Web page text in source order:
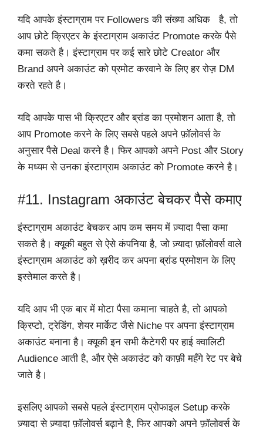
यदि आपके इंस्टाग्राम पर Followers की संख्या अधिक है, तो
आप छोटे क्रिएटर के इंस्टाग्राम अकाउंट Promote करके पैसे
कमा सकते है। इंस्टाग्राम पर कई सारे छोटे Creator और
Brand अपने अकाउंट को प्रमोट करवाने के लिए हर रोज़ DM
करते रहते है।
यदि आपके पास भी क्रिएटर और ब्रांड का प्रमोशन आता है, तो
आप Promote करने के लिए सबसे पहले अपने फ़ॉलोवर्स के
अनुसार पैसे Deal करने है। फिर आपको अपने Post और Story
के मध्यम से उनका इंस्टाग्राम अकाउंट को Promote करने है।
#11. Instagram अकाउंट बेचकर पैसे कमाए
इंस्टाग्राम अकाउंट बेचकर आप कम समय में ज़्यादा पैसा कमा
सकते है। क्यूकी बहुत से ऐसे कंपनिया है, जो ज़्यादा फ़ॉलोवर्स वाले
इंस्टाग्राम अकाउंट को ख़रीद कर अपना ब्रांड प्रमोशन के लिए
इस्तेमाल करते है।
यदि आप भी एक बार में मोटा पैसा कमाना चाहते है, तो आपको
क्रिप्टो, ट्रेडिंग, शेयर मार्केट जैसे Niche पर अपना इंस्टाग्राम
अकाउंट बनाना है। क्यूकी इन सभी कैटेगरी पर हाई क्वालिटी
Audience आती है, और ऐसे अकाउंट को काफ़ी महँगे रेट पर बेचे
जाते है।
इसलिए आपको सबसे पहले इंस्टाग्राम प्रोफाइल Setup करके
ज़्यादा से ज़्यादा फ़ॉलोवर्स बढ़ाने है, फिर आपको अपने फ़ॉलोवर्स के